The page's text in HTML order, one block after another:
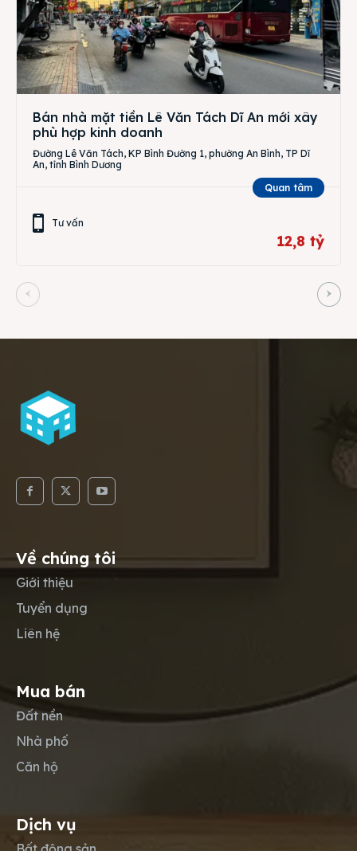
Bán nhà mặt tiền Lê Văn Tách Dĩ An mới xây
phù hợp kinh doanh
Đường Lê Văn Tách, KP Bình Đường 1, phường An Bình, TP Dĩ
An, tỉnh Bình Dương
Quan tâm
Tư vấn
12,8 tỷ
Về chúng tôi
Giới thiệu
Tuyển dụng
Liên hệ
Mua bán
Đất nền
Nhà phố
Căn hộ
Dịch vụ